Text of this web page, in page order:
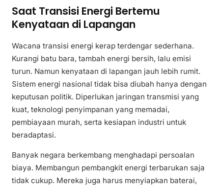
Saat Transisi Energi Bertemu
Kenyataan di Lapangan
Wacana transisi energi kerap terdengar sederhana.
Kurangi batu bara, tambah energi bersih, lalu emisi
turun. Namun kenyataan di lapangan jauh lebih rumit.
Sistem energi nasional tidak bisa diubah hanya dengan
keputusan politik. Diperlukan jaringan transmisi yang
kuat, teknologi penyimpanan yang memadai,
pembiayaan murah, serta kesiapan industri untuk
beradaptasi.
Banyak negara berkembang menghadapi persoalan
biaya. Membangun pembangkit energi terbarukan saja
tidak cukup. Mereka juga harus menyiapkan baterai,